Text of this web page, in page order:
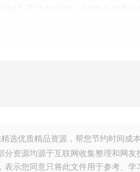
用。
Lightroom中，您可以轻松进
，包括遮罩、Alpha通道、文
选优质精品资源，帮您节约时间成
分资源均源于互联网收集整理和网
表示您同意只将此文件用于参考、学